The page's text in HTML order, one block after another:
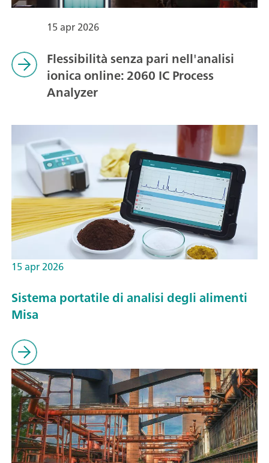
15 apr 2026
Flessibilità senza pari nell'analisi
ionica online: 2060 IC Process
Analyzer
15 apr 2026
Sistema portatile di analisi degli alimenti
Misa